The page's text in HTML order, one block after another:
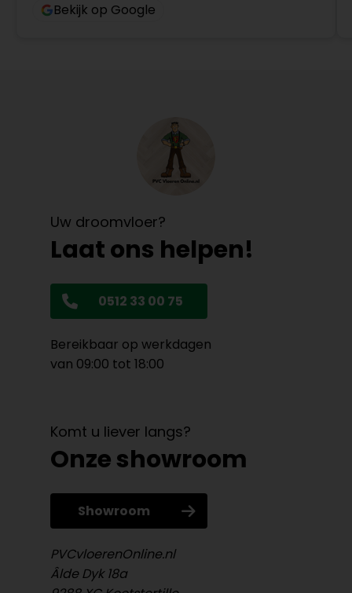
Bekijk op Google
Uw droomvloer?
Laat ons helpen!
0512 33 00 75
Bereikbaar op werkdagen
van 09:00 tot 18:00
Komt u liever langs?
Onze showroom
Showroom
PVCvloerenOnline.nl
Âlde Dyk 18a